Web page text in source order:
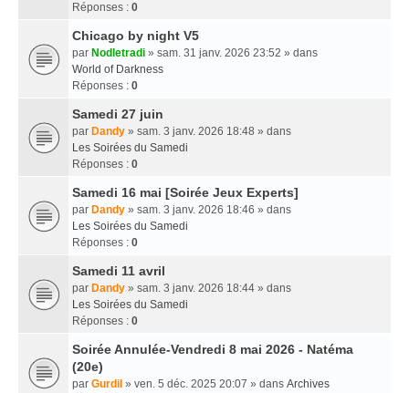
Réponses : 0
Chicago by night V5
par Nodletradi » sam. 31 janv. 2026 23:52 » dans
World of Darkness
Réponses : 0
Samedi 27 juin
par Dandy » sam. 3 janv. 2026 18:48 » dans
Les Soirées du Samedi
Réponses : 0
Samedi 16 mai [Soirée Jeux Experts]
par Dandy » sam. 3 janv. 2026 18:46 » dans
Les Soirées du Samedi
Réponses : 0
Samedi 11 avril
par Dandy » sam. 3 janv. 2026 18:44 » dans
Les Soirées du Samedi
Réponses : 0
Soirée Annulée-Vendredi 8 mai 2026 - Natéma
(20e)
par Gurdil » ven. 5 déc. 2025 20:07 » dans Archives